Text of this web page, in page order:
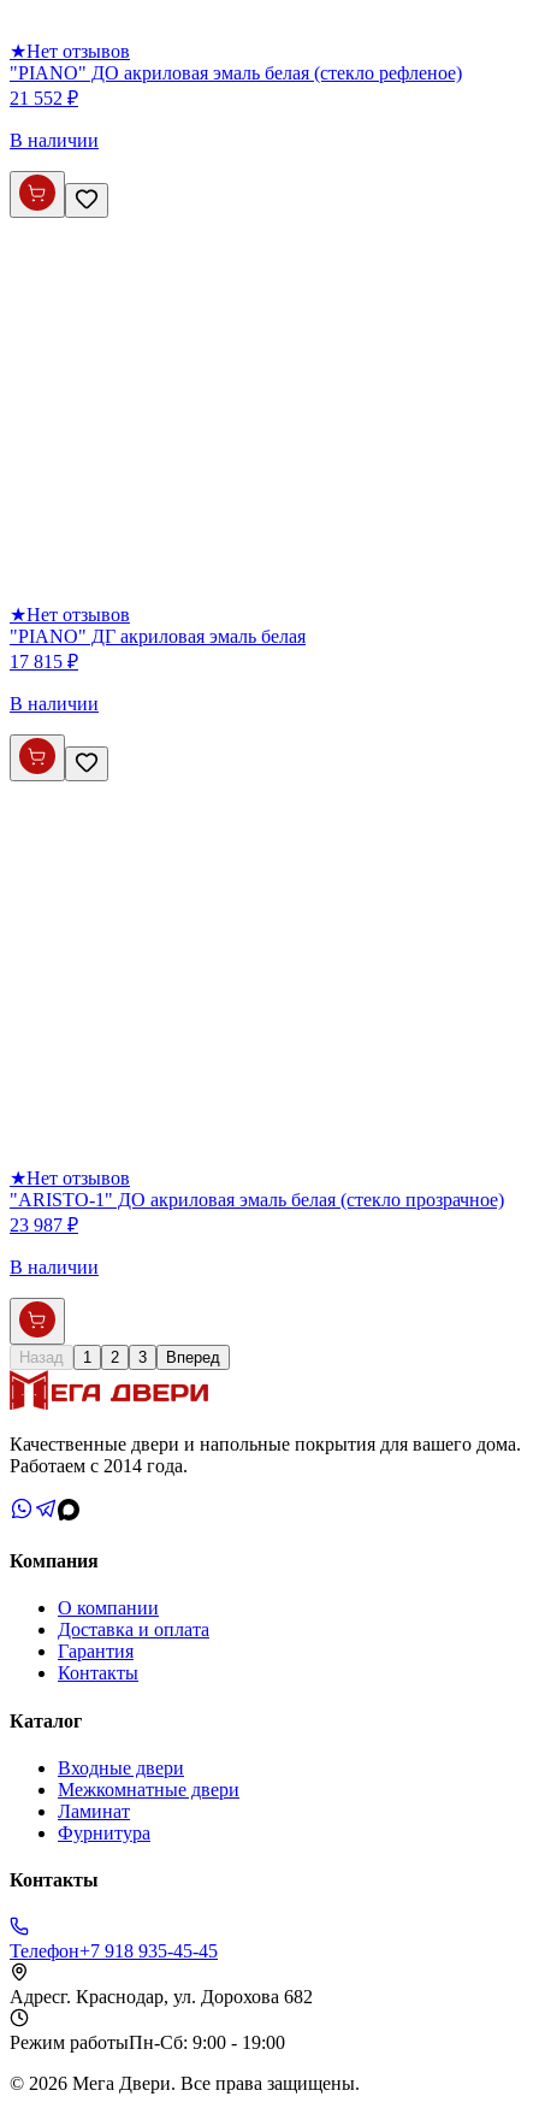
★Нет отзывов
"PIANO" ДО акриловая эмаль белая (стекло рефленое)
21 552 ₽
В наличии
★Нет отзывов
"PIANO" ДГ акриловая эмаль белая
17 815 ₽
В наличии
★Нет отзывов
"ARISTO-1" ДО акриловая эмаль белая (стекло прозрачное)
23 987 ₽
В наличии
Назад 1 2 3 Вперед
Качественные двери и напольные покрытия для вашего дома.
Работаем с 2014 года.
Компания
О компании
Доставка и оплата
Гарантия
Контакты
Каталог
Входные двери
Межкомнатные двери
Ламинат
Фурнитура
Контакты
Телефон+7 918 935-45-45
Адресг. Краснодар, ул. Дорохова 682
Режим работыПн-Сб: 9:00 - 19:00
© 2026 Мега Двери. Все права защищены.